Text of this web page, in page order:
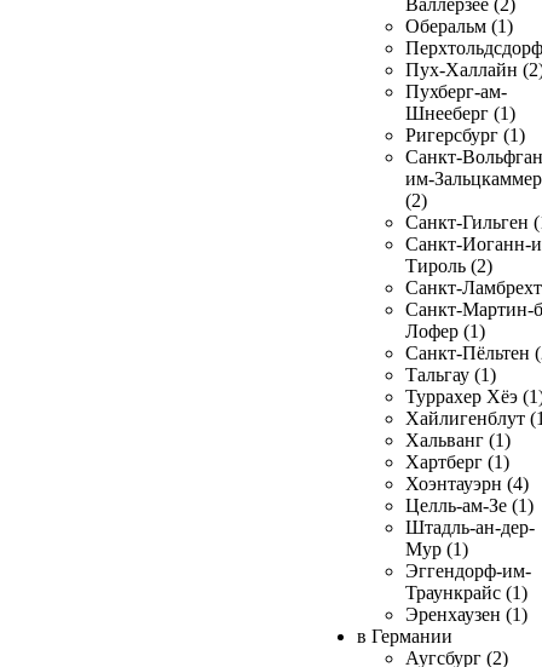
Валлерзее (2)
Оберальм (1)
Пух-Халлайн
Пухберг-ам-
Шнееберг (1)
Ригерсбург (1)
Санкт-
им-
(2)
Санкт-Гильген
Санкт-Иоганн-
Тироль (2)
Санкт-
Санкт-Мартин-
Лофер (1)
Санкт-Пёльтен
Тальгау (1)
Туррахер Хёэ
Хайлигенблут
Хальванг (1)
Хартберг (1)
Хоэнтауэрн (4)
Целль-ам-Зе (1)
Штадль-ан-дер-
Мур (1)
Эггендорф-им-
Траункрайс (1)
Эренхаузен (1)
в Германии
Аугсбург (2)